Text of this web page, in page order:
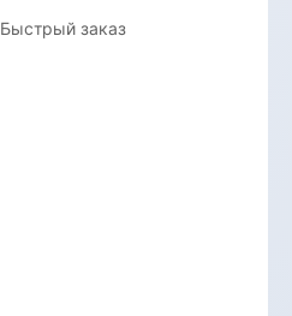
Быстрый заказ